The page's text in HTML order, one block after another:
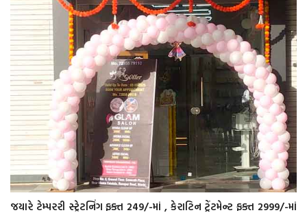
જયારે ટેમ્પરરી સ્ટ્રેટનિંગ ફક્ત 249/-માં , કેરાટિન ટ્રેંટમેન્ટ ફક્ત 2999/-માં